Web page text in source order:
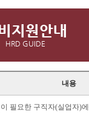
지원안내
HRD GUIDE
내용
필요한 구직자(실업자)